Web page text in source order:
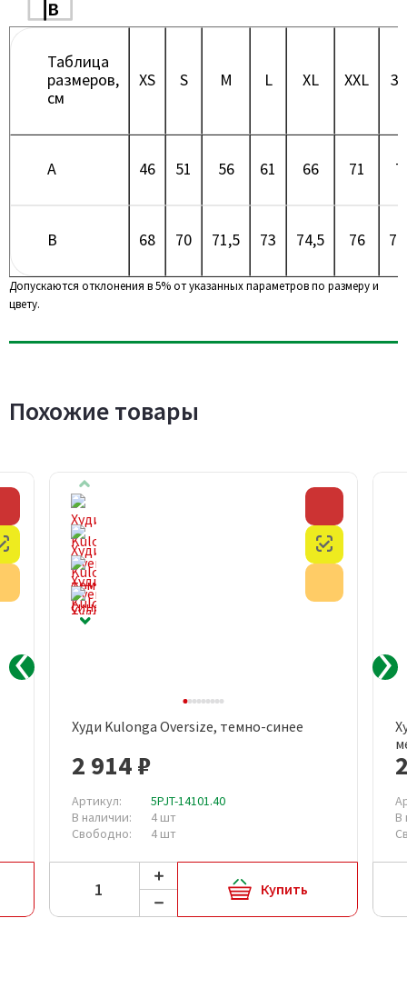
Таблица
размеров,
см
XS S M L XL XXL
A 46 51 56 61 66 71
B 68 70 71,5 73 74,5 76
Допускаются отклонения в 5% от указанных параметров по размеру и
цвету.
Похожие товары
Честный знак
Худи Kulonga Oversize, темно-синее
2 914 ₽
Артикул:
5PJT-14101.40
В наличии:
4 шт
Свободно:
4 шт
Купить
В